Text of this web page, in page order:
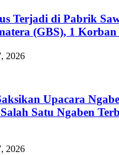
Terjadi di Pabrik
(GBS), 1
2026
Upacara
Satu Ngaben
2026